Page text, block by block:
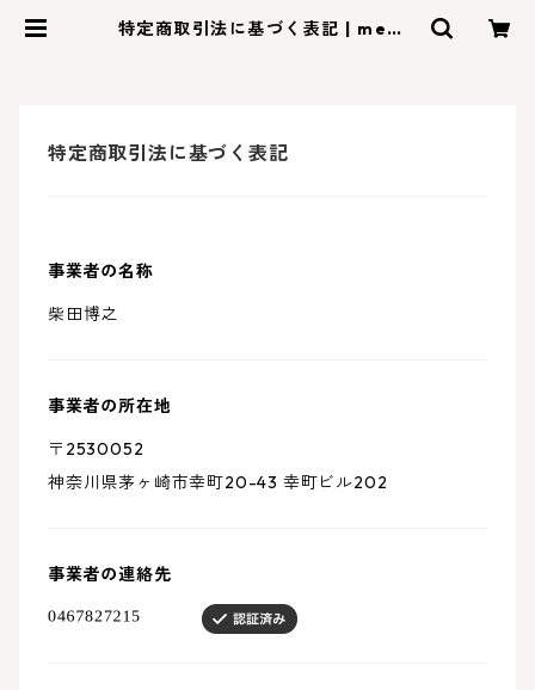
特定商取引法に基づく表記 | memo
特定商取引法に基づく表記
事業者の名称
柴田博之
事業者の所在地
〒2530052
神奈川県茅ヶ崎市幸町20-43 幸町ビル202
事業者の連絡先